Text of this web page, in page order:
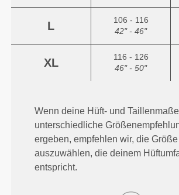
L
106 - 116
42" - 46"
XL
116 - 126
46" - 50"
Wenn deine Hüft- und Taillenmaße
unterschiedliche
ergeben, empfehlen wir, die Größe
auszuwählen, die deinem
entspricht.